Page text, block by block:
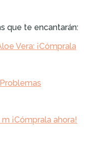
que te encantarán:
Vera: ¡Cómprala
¡Cómprala ahora!